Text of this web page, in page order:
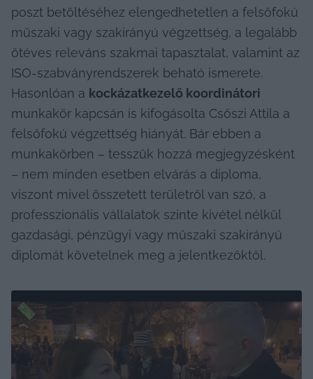
poszt betöltéséhez elengedhetetlen a felsőfokú
műszaki vagy szakirányú végzettség, a legalább
ötéves releváns szakmai tapasztalat, valamint az
ISO-szabványrendszerek beható ismerete.
Hasonlóan a kockázatkezelő koordinátori
munkakör kapcsán is kifogásolta Csőszi Attila a
felsőfokú végzettség hiányát. Bár ebben a
munkakörben – tesszük hozzá megjegyzésként
– nem minden esetben elvárás a diploma,
viszont mivel összetett területről van szó, a
professzionális vállalatok szinte kivétel nélkül
gazdasági, pénzügyi vagy műszaki szakirányú
diplomát követelnek meg a jelentkezőktől.